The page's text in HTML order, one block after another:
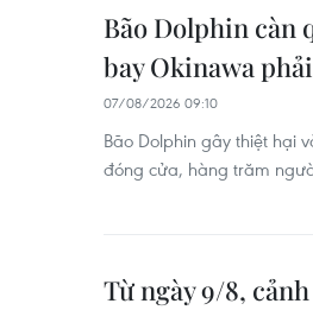
Bão Dolphin càn
bay Okinawa
07/08/2026 09:10
Bão Dolphin gây thiệt hại
đóng cửa, hàng trăm
Từ ngày 9/8,